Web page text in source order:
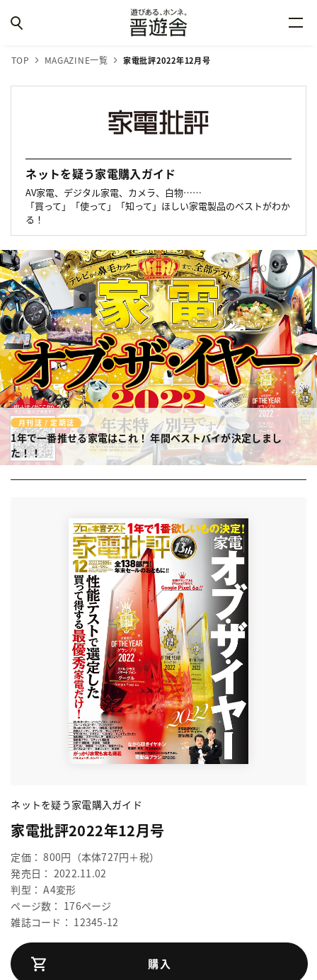
TOP MAGAZINE一覧 家電批評2022年12月号
ネットを疑う家電購入ガイド
AV家電、デジタル家電、カメラ、白物……
「買って」「使って」「知って」ほしい家電製品のベストがわか
る！
月刊誌 / 定期誌
1年で一番推せる家電はこれ！年間ベストバイが決定しまし
た！！
ネットを疑う家電購入ガイド
家電批評2022年12月号
定価： 800円（本体727円＋税）
発売日： 2022.11.02
判型： A4変形
ページ数： 176ページ
雑誌コード： 12345-12
購入